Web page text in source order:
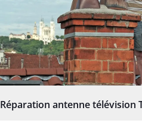
Réparation antenne télévision